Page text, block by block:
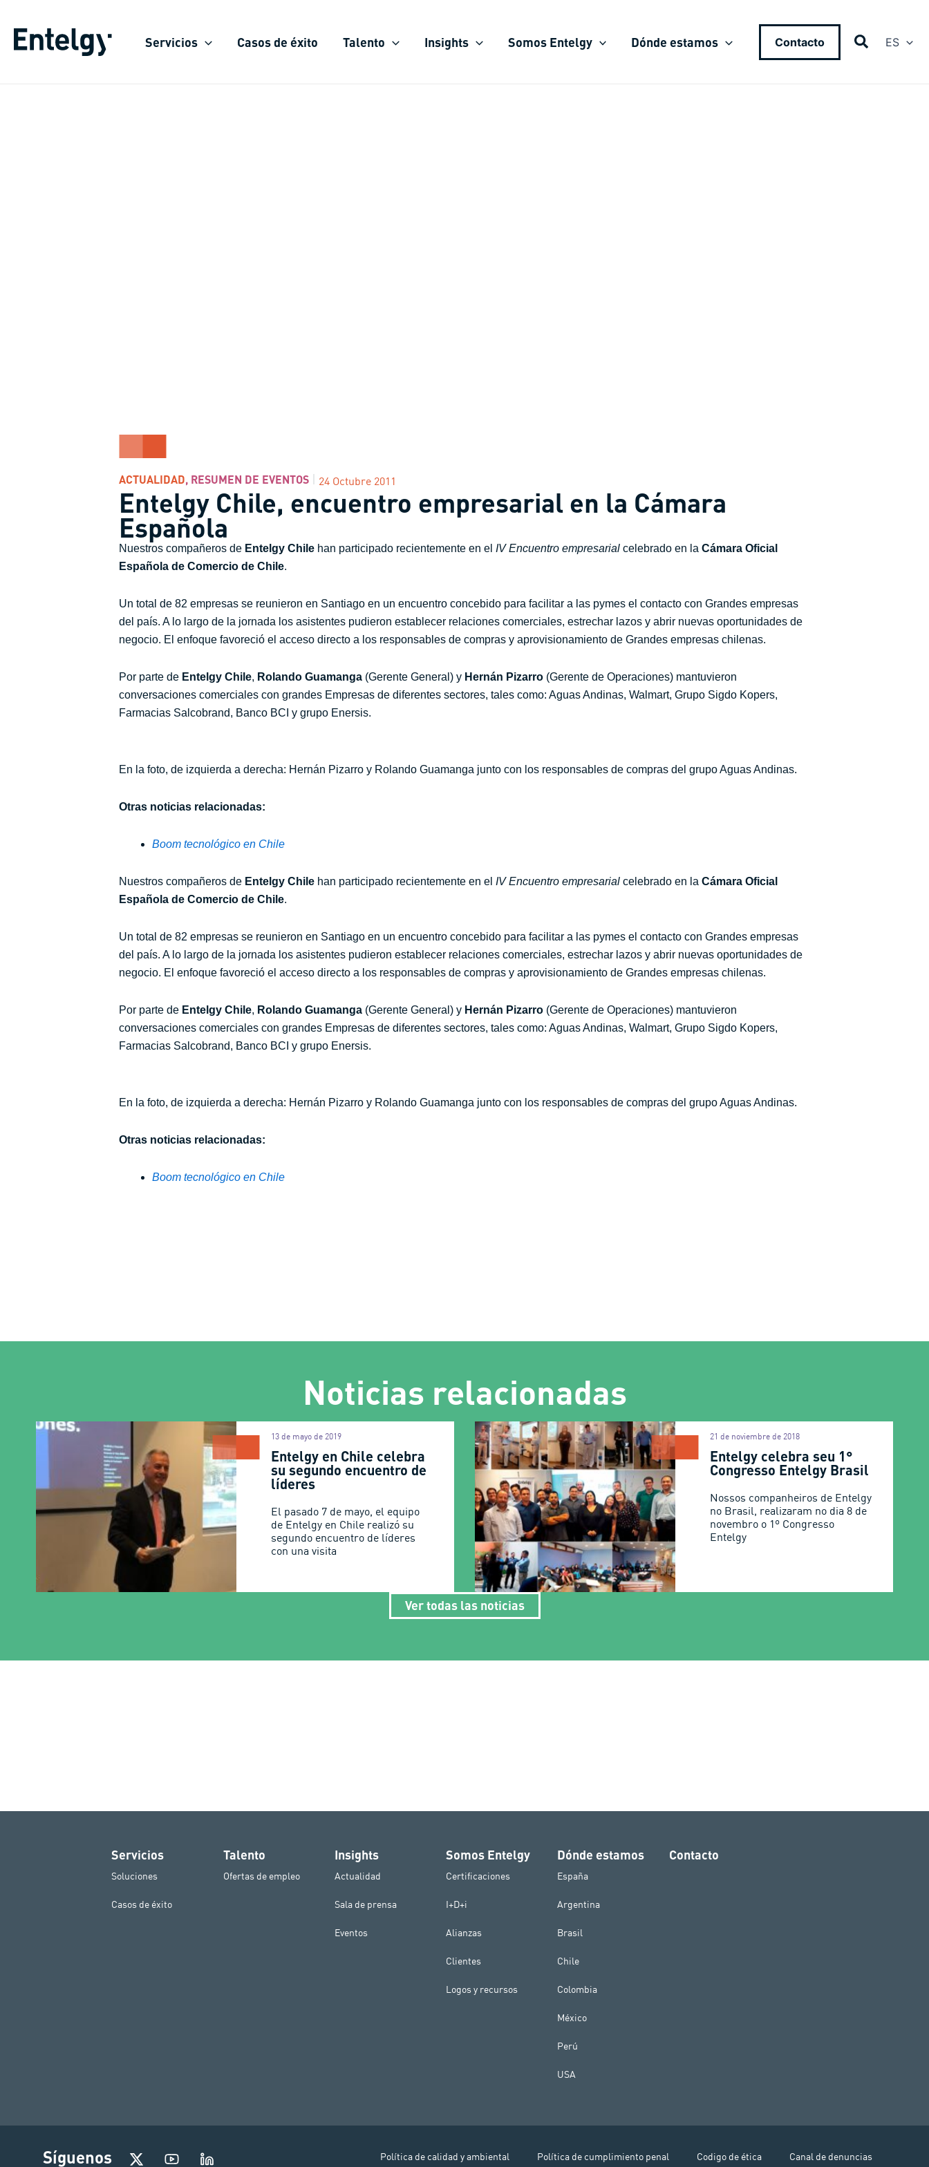
contenido
Servicios Casos de éxito Talento Insights Somos Entelgy Dónde estamos Contacto ES
ACTUALIDAD, RESUMEN DE EVENTOS 24 Octubre 2011
Entelgy Chile, encuentro empresarial en la Cámara
Española
Nuestros compañeros de Entelgy Chile han participado recientemente en el IV Encuentro empresarial celebrado en la Cámara Oficial
Española de Comercio de Chile.
Un total de 82 empresas se reunieron en Santiago en un encuentro concebido para facilitar a las pymes el contacto con Grandes empresas
del país. A lo largo de la jornada los asistentes pudieron establecer relaciones comerciales, estrechar lazos y abrir nuevas oportunidades de
negocio. El enfoque favoreció el acceso directo a los responsables de compras y aprovisionamiento de Grandes empresas chilenas.
Por parte de Entelgy Chile, Rolando Guamanga (Gerente General) y Hernán Pizarro (Gerente de Operaciones) mantuvieron
conversaciones comerciales con grandes Empresas de diferentes sectores, tales como: Aguas Andinas, Walmart, Grupo Sigdo Kopers,
Farmacias Salcobrand, Banco BCI y grupo Enersis.
En la foto, de izquierda a derecha: Hernán Pizarro y Rolando Guamanga junto con los responsables de compras del grupo Aguas Andinas.
Otras noticias relacionadas:
Boom tecnológico en Chile
Nuestros compañeros de Entelgy Chile han participado recientemente en el IV Encuentro empresarial celebrado en la Cámara Oficial
Española de Comercio de Chile.
Un total de 82 empresas se reunieron en Santiago en un encuentro concebido para facilitar a las pymes el contacto con Grandes empresas
del país. A lo largo de la jornada los asistentes pudieron establecer relaciones comerciales, estrechar lazos y abrir nuevas oportunidades de
negocio. El enfoque favoreció el acceso directo a los responsables de compras y aprovisionamiento de Grandes empresas chilenas.
Por parte de Entelgy Chile, Rolando Guamanga (Gerente General) y Hernán Pizarro (Gerente de Operaciones) mantuvieron
conversaciones comerciales con grandes Empresas de diferentes sectores, tales como: Aguas Andinas, Walmart, Grupo Sigdo Kopers,
Farmacias Salcobrand, Banco BCI y grupo Enersis.
En la foto, de izquierda a derecha: Hernán Pizarro y Rolando Guamanga junto con los responsables de compras del grupo Aguas Andinas.
Otras noticias relacionadas:
Boom tecnológico en Chile
Noticias relacionadas
Entelgy en Chile celebra
su segundo encuentro de
líderes
13 de mayo de 2019
El pasado 7 de mayo, el equipo
de Entelgy en Chile realizó su
segundo encuentro de líderes
con una visita
Entelgy celebra seu 1°
Congresso Entelgy Brasil
21 de noviembre de 2018
Nossos companheiros de Entelgy
no Brasil, realizaram no dia 8 de
novembro o 1º Congresso
Entelgy
Ver todas las noticias
Servicios
Soluciones
Casos de éxito
Talento
Ofertas de empleo
Insights
Actualidad
Sala de prensa
Eventos
Somos Entelgy
Certificaciones
I+D+i
Alianzas
Clientes
Logos y recursos
Dónde estamos
España
Argentina
Brasil
Chile
Colombia
México
Perú
USA
Contacto
Síguenos
I
Política de calidad y ambiental Política de cumplimiento penal Codigo de ética Canal de denuncias